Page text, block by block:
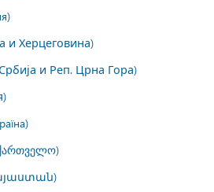
и Херцеговина)
и Реп. Црна Гора)